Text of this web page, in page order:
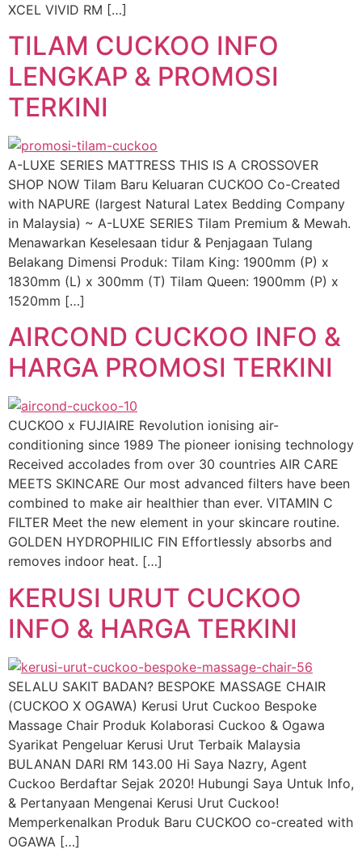
XCEL VIVID RM […]
TILAM CUCKOO INFO
LENGKAP & PROMOSI
TERKINI
A-LUXE SERIES MATTRESS THIS IS A CROSSOVER
SHOP NOW Tilam Baru Keluaran CUCKOO Co-Created
with NAPURE (largest Natural Latex Bedding Company
in Malaysia) ~ A-LUXE SERIES Tilam Premium & Mewah.
Menawarkan Keselesaan tidur & Penjagaan Tulang
Belakang Dimensi Produk: Tilam King: 1900mm (P) x
1830mm (L) x 300mm (T) Tilam Queen: 1900mm (P) x
1520mm […]
AIRCOND CUCKOO INFO &
HARGA PROMOSI TERKINI
CUCKOO x FUJIAIRE Revolution ionising air-
conditioning since 1989 The pioneer ionising technology
Received accolades from over 30 countries AIR CARE
MEETS SKINCARE Our most advanced filters have been
combined to make air healthier than ever. VITAMIN C
FILTER Meet the new element in your skincare routine.
GOLDEN HYDROPHILIC FIN Effortlessly absorbs and
removes indoor heat. […]
KERUSI URUT CUCKOO
INFO & HARGA TERKINI
SELALU SAKIT BADAN? BESPOKE MASSAGE CHAIR
(CUCKOO X OGAWA) Kerusi Urut Cuckoo Bespoke
Massage Chair Produk Kolaborasi Cuckoo & Ogawa
Syarikat Pengeluar Kerusi Urut Terbaik Malaysia
BULANAN DARI RM 143.00 Hi Saya Nazry, Agent
Cuckoo Berdaftar Sejak 2020! Hubungi Saya Untuk Info,
& Pertanyaan Mengenai Kerusi Urut Cuckoo!
Memperkenalkan Produk Baru CUCKOO co-created with
OGAWA […]